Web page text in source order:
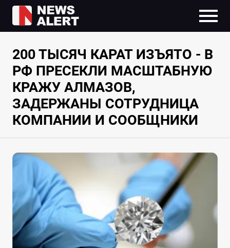
200 ТЫСЯЧ КАРАТ ИЗЪЯТО - В
РФ ПРЕСЕКЛИ МАСШТАБНУЮ
КРАЖУ АЛМАЗОВ,
ЗАДЕРЖАНЫ СОТРУДНИЦА
КОМПАНИИ И СООБЩНИКИ